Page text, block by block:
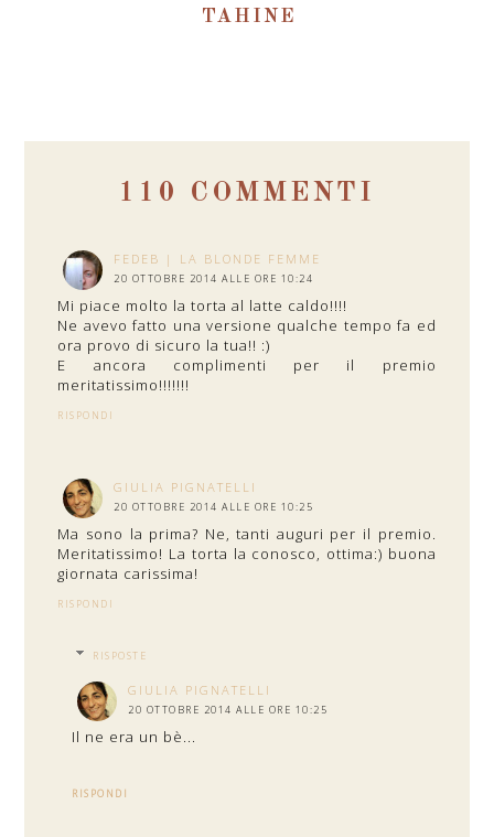
TAHINE
110 COMMENTI
FEDEB | LA BLONDE FEMME
20 OTTOBRE 2014 ALLE ORE 10:24
Mi piace molto la torta al latte caldo!!!!
Ne avevo fatto una versione qualche tempo fa ed
ora provo di sicuro la tua!! :)
E ancora complimenti per il premio
meritatissimo!!!!!!!
RISPONDI
GIULIA PIGNATELLI
20 OTTOBRE 2014 ALLE ORE 10:25
Ma sono la prima? Ne, tanti auguri per il premio.
Meritatissimo! La torta la conosco, ottima:) buona
giornata carissima!
RISPONDI
RISPOSTE
GIULIA PIGNATELLI
20 OTTOBRE 2014 ALLE ORE 10:25
Il ne era un bè...
RISPONDI